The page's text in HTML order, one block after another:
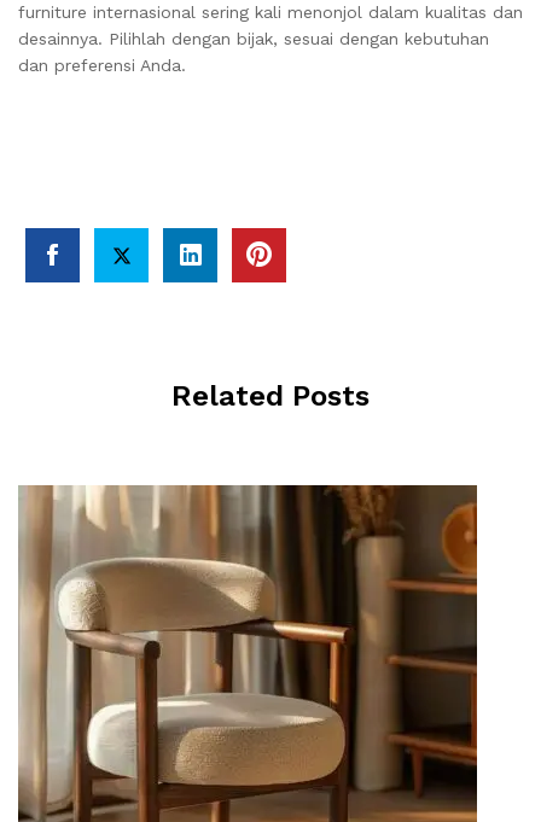
furniture internasional sering kali menonjol dalam kualitas dan
desainnya. Pilihlah dengan bijak, sesuai dengan kebutuhan
dan preferensi Anda.
Related Posts